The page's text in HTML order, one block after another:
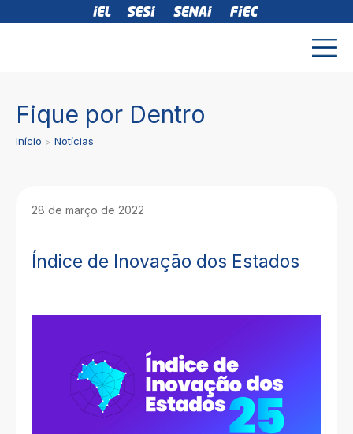
Fique por Dentro
Início Notícias
28 de março de 2022
Índice de Inovação dos Estados